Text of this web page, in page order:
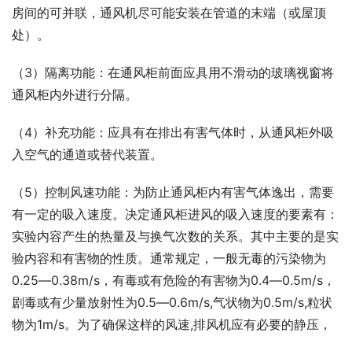
房间的可并联，通风机尽可能安装在管道的末端（或屋顶
处）。
（3）隔离功能：在通风柜前面应具用不滑动的玻璃视窗将
通风柜内外进行分隔。
（4）补充功能：应具有在排出有害气体时，从通风柜外吸
入空气的通道或替代装置。
（5）控制风速功能：为防止通风柜内有害气体逸出，需要
有一定的吸入速度。决定通风柜进风的吸入速度的要素有：
实验内容产生的热量及与换气次数的关系。其中主要的是实
验内容和有害物的性质。通常规定，一般无毒的污染物为
0.25―0.38m/s，有毒或有危险的有害物为0.4―0.5m/s，
剧毒或有少量放射性为0.5―0.6m/s,气状物为0.5m/s,粒状
物为1m/s。为了确保这样的风速,排风机应有必要的静压，